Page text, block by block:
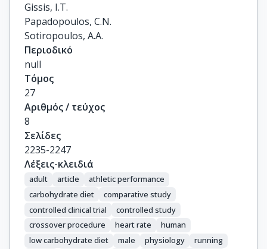
Gissis, I.T.
Papadopoulos, C.N.
Sotiropoulos, A.A.
Περιοδικό
null
Τόμος
27
Αριθμός / τεύχος
8
Σελίδες
2235-2247
Λέξεις-κλειδιά
adult article
athletic performance
carbohydrate diet
comparative study
controlled clinical trial
controlled study
crossover procedure
heart rate
human
low carbohydrate diet
male physiology
running